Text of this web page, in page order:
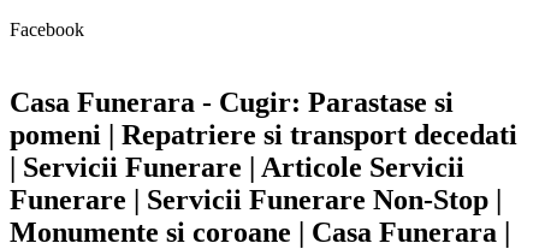
Facebook
Casa Funerara - Cugir: Parastase si
pomeni | Repatriere si transport decedati
| Servicii Funerare | Articole Servicii
Funerare | Servicii Funerare Non-Stop |
Monumente si coroane | Casa Funerara |